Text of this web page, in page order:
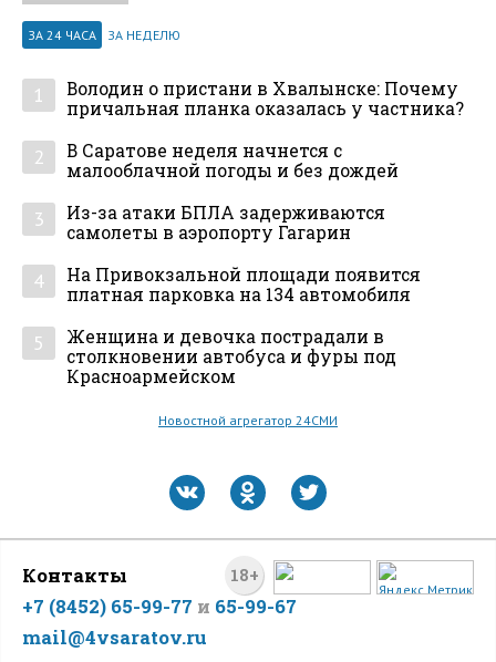
ЗА 24 ЧАСА ЗА НЕДЕЛЮ
1
Володин о пристани в Хвалынске: Почему
причальная планка оказалась у частника?
2
В Саратове неделя начнется с
малооблачной погоды и без дождей
3
Из-за атаки БПЛА задерживаются
самолеты в аэропорту Гагарин
4
На Привокзальной площади появится
платная парковка на 134 автомобиля
5
Женщина и девочка пострадали в
столкновении автобуса и фуры под
Красноармейском
Новостной агрегатор 24СМИ
18+
Контакты
+7 (8452) 65-99-77 и 65-99-67
mail@4vsaratov.ru